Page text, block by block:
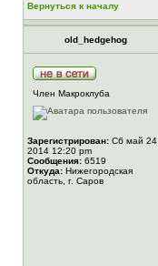
Вернуться к началу
old_hedgehog
Член Макроклуба
Зарегистрирован: Сб май 24,
2014 12:20 pm
Сообщения: 6519
Откуда: Нижегородская
область, г. Саров